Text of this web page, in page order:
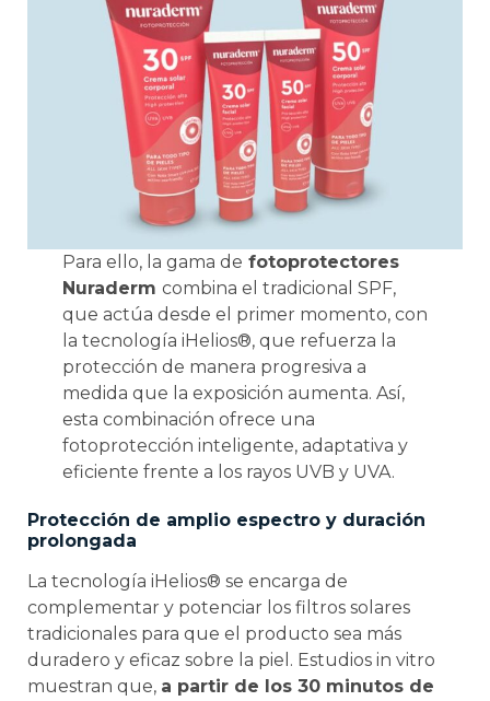
Para ello, la gama de fotoprotectores
Nuraderm combina el tradicional SPF,
que actúa desde el primer momento, con
la tecnología iHelios®, que refuerza la
protección de manera progresiva a
medida que la exposición aumenta. Así,
esta combinación ofrece una
fotoprotección inteligente, adaptativa y
eficiente frente a los rayos UVB y UVA.
Protección de amplio espectro y duración
prolongada
La tecnología iHelios® se encarga de
complementar y potenciar los filtros solares
tradicionales para que el producto sea más
duradero y eficaz sobre la piel. Estudios in vitro
muestran que, a partir de los 30 minutos de